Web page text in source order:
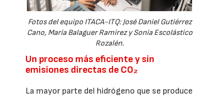
Fotos del equipo ITACA-ITQ: José Daniel Gutiérrez
Cano, María Balaguer Ramirez y Sonia Escolástico
Rozalén.
Un proceso más eficiente y sin
emisiones directas de CO₂
La mayor parte del hidrógeno que se produce